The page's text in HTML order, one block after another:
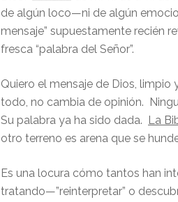
de algún loco—ni de algún
mensaje” supuestamente recién
fresca “palabra del Señor”.
Quiero el mensaje de Dios, limpio
todo, no cambia de opinión.
Su palabra ya ha sido dada.
La
otro terreno es arena que se
Es una locura cómo tantos han
tratando—”reinterpretar” o